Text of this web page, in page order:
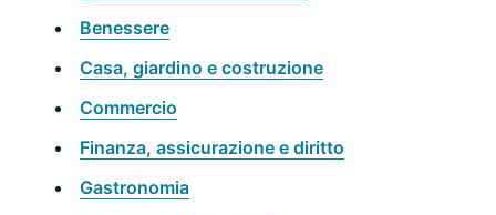
Benessere
Casa, giardino e costruzione
Commercio
Finanza, assicurazione e diritto
Gastronomia